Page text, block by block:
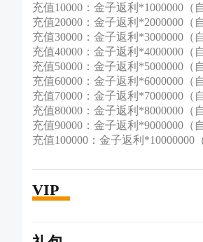
充值10000：金子返利*1000000（
充值20000：金子返利*2000000（
充值30000：金子返利*3000000（
充值40000：金子返利*4000000（
充值50000：金子返利*5000000（
充值60000：金子返利*6000000（
充值70000：金子返利*7000000（
充值80000：金子返利*8000000（
充值90000：金子返利*9000000（
充值100000：金子返利*10000000
VIP